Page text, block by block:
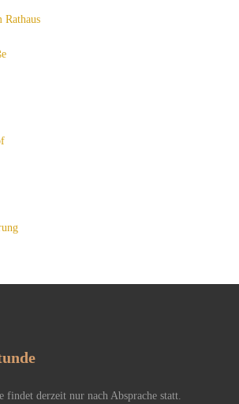
Rathaus
findet derzeit nur nach Absprache statt.